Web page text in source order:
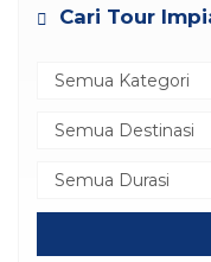
Cari Tour